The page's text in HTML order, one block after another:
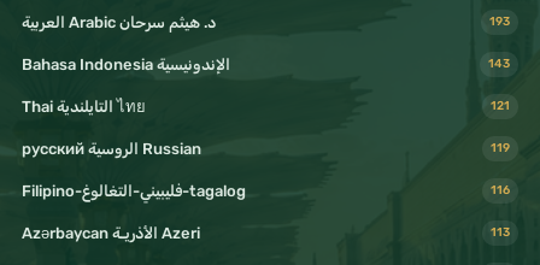
د. هيثم سرحان Arabic العربية 193
Bahasa Indonesia الإندونيسية 143
Thai التايلندية ไทย 121
русский الروسية Russian 119
Filipino-فليبيني-التغالوغ-tagalog 116
Azərbaycan الأذريـة Azeri 113